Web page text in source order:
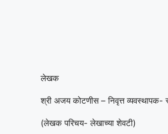
लेखक
श्री अजय कोटणीस – निवृत्त
(लेखक परिचय- लेखाच्या शेवटी)